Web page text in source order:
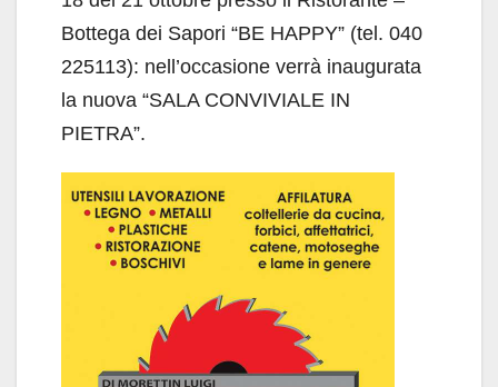
Bottega dei Sapori “BE HAPPY” (tel. 040
225113): nell’occasione verrà inaugurata
la nuova “SALA CONVIVIALE IN
PIETRA”.